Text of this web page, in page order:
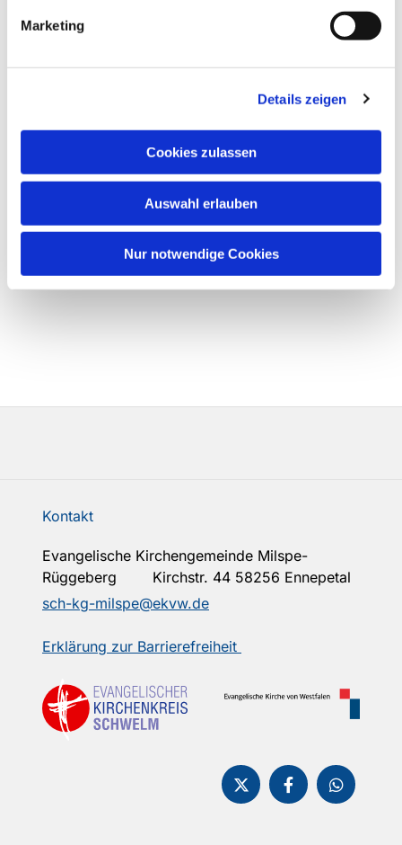
Marketing
Details zeigen
Cookies zulassen
Auswahl erlauben
Nur notwendige Cookies
Kontakt
Evangelische Kirchengemeinde Milspe-
Rüggeberg Kirchstr. 44 58256 Ennepetal
sch-kg-milspe@ekvw.de
Erklärung zur Barrierefreiheit